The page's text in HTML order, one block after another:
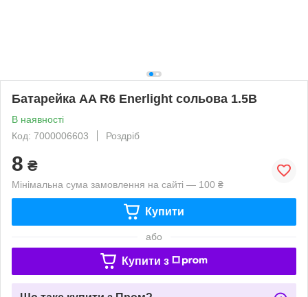
Батарейка AA R6 Enerlight сольова 1.5В
В наявності
Код: 7000006603
Роздріб
8 ₴
Мінімальна сума замовлення на сайті — 100 ₴
Купити
або
Купити з